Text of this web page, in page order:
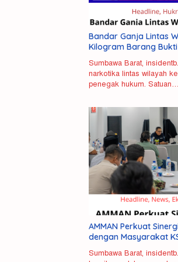
Bandar Ganja Lintas
Kilogram Barang
Sumbawa Barat,
narkotika lintas wilayah
penegak hukum. Satuan…
AMMAN Perkuat
dengan Masyarakat
Sumbawa Barat,